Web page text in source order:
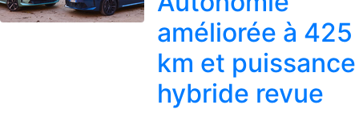
améliorée à 425
km et puissance
hybride revue